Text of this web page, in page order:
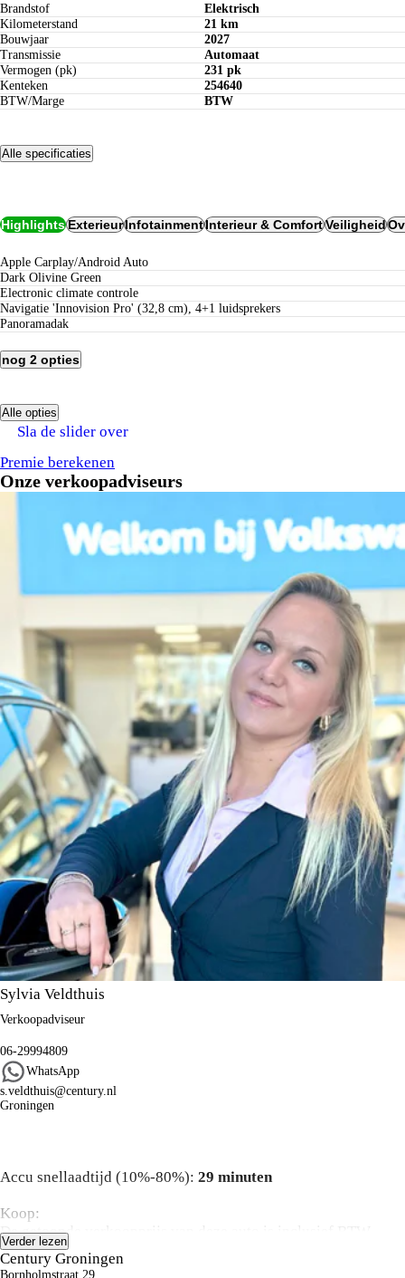
Brandstof
Elektrisch
Kilometerstand
21 km
Bouwjaar
2027
Transmissie
Automaat
Vermogen (pk)
231 pk
Kenteken
254640
BTW/Marge
BTW
Alle specificaties
HighlightsExterieurInfotainmentInterieur & ComfortVeiligheid
Apple Carplay/Android Auto
Dark Olivine Green
electronic climate controle
Navigatie 'Innovision Pro' (32,8 cm), 4+1 luidsprekers
Panoramadak
nog 2 opties
Alle opties
Verzekeren bij Century:
tot 5 jaar nieuwwaarderegeling
Premie berekenen
Onze verkoopadviseurs
Sla de slider over
Sylvia Veldthuis
Verkoopadviseur
06-29994809
WhatsApp
s.veldthuis@century.nl
Groningen
Accu snellaadtijd (10%-80%): 29 minuten
Koop:
De getoonde verkoopprijs van deze auto is inclusief BTW,
BPM, rijklaarmaakkosten, recyclingbijdrage en leges.
Advertenties zijn onder voorbehoud van druk – en zetfouten.
Verder lezen
Century Groningen
Bornholmstraat 29